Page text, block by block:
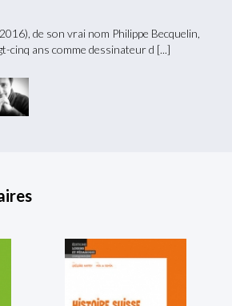
de son vrai nom Philippe Becquelin,
cinq ans comme dessinateur d